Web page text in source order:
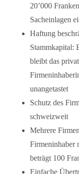
20’000
Sacheinlagen
Haftung
Stammkapital:
bleibt das
unangetastet
Schutz des
schweizweit
Mehrere
Firmeninhaber
beträgt 100
Einfache